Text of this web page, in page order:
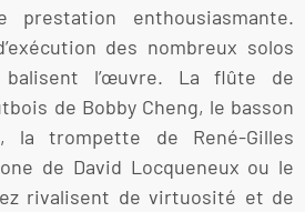
prestation enthousiasmante.
des nombreux solos
balisent l’œuvre. La flûte de
de Bobby Cheng, le basson
la trompette de René-Gilles
de David Locqueneux ou le
rivalisent de virtuosité et de